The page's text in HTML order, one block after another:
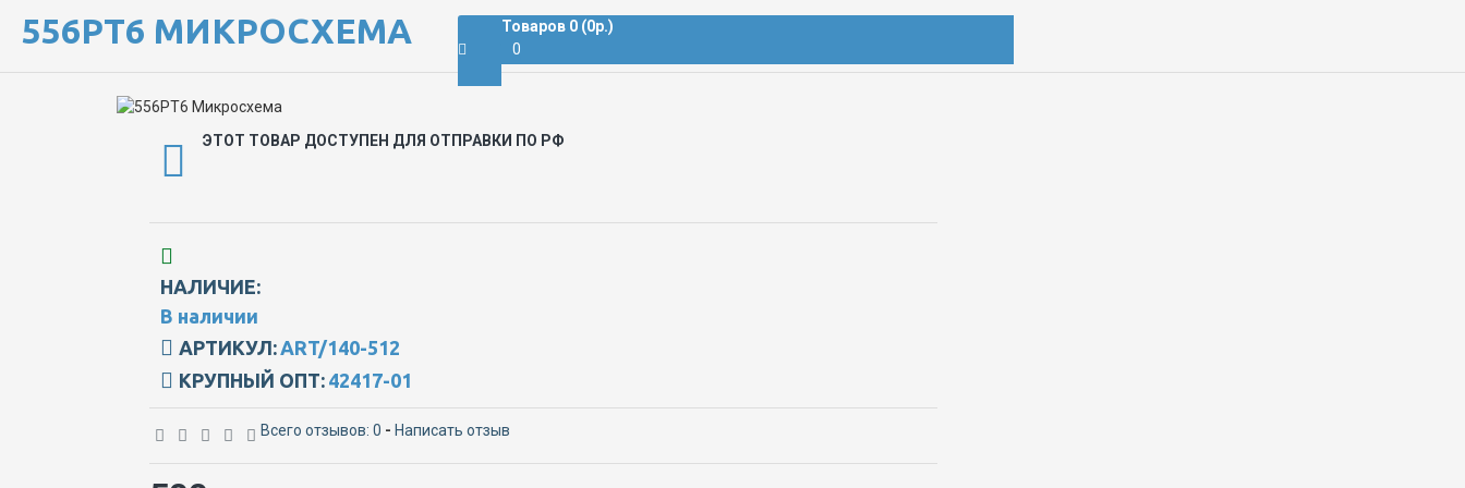
Товаров 0 (0р.)
0
556РТ6 МИКРОСХЕМА
ЭТОТ ТОВАР ДОСТУПЕН ДЛЯ ОТПРАВКИ ПО РФ
НАЛИЧИЕ:
В наличии
АРТИКУЛ: ART/140-512
КРУПНЫЙ ОПТ: 42417-01
Всего отзывов: 0 - Написать отзыв